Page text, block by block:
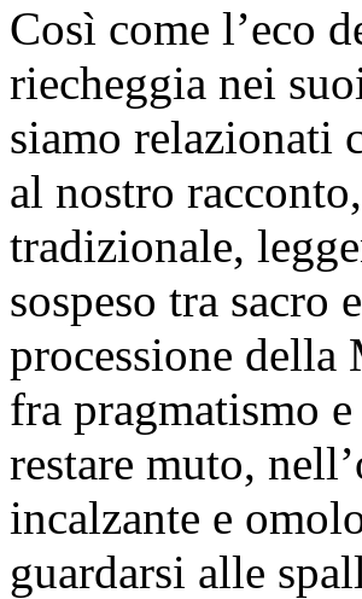
Così come l’eco
riecheggia nei
siamo relazionati
al nostro
tradizionale,
sospeso tra sacro
processione
fra pragmatismo
restare muto,
incalzante e
guardarsi alle